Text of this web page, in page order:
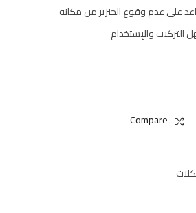
على عدم وقوع الجنزير من مكانه
التركيب والإستخدام
Compare